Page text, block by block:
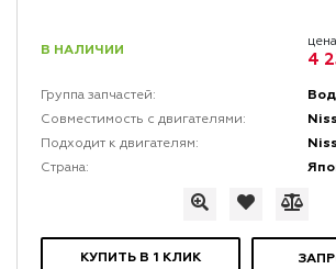
В НАЛИЧИИ 4
Группа запчастей:
Совместимость с двигателями:
Подходит к двигателям:
Страна:
КУПИТЬ В 1 КЛИК